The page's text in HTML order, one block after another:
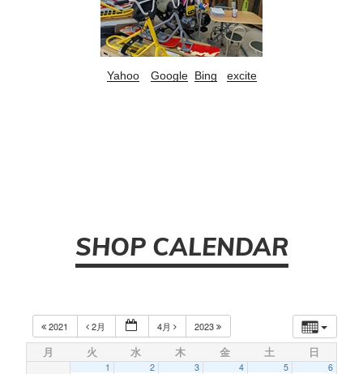
Yahoo Google Bing excite
SHOP CALENDAR
2021 2月 4月 2023
月 火 水 木 金 土 日
1 2 3 4 5 6